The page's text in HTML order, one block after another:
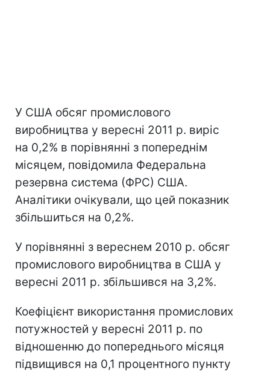
У США обсяг промислового
виробництва у вересні 2011 р. виріс
на 0,2% в порівнянні з попереднім
місяцем, повідомила Федеральна
резервна система (ФРС) США.
Аналітики очікували, що цей показник
збільшиться на 0,2%.
У порівнянні з вереснем 2010 р. обсяг
промислового виробництва в США у
вересні 2011 р. збільшився на 3,2%.
Коефіцієнт використання промислових
потужностей у вересні 2011 р. по
відношенню до попереднього місяця
підвищився на 0,1 процентного пункту